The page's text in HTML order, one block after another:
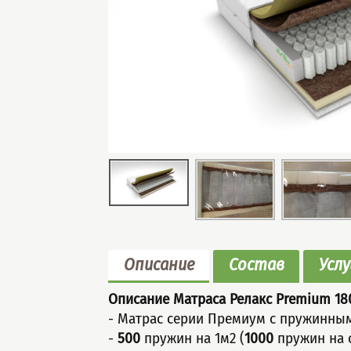
Описание Состав
Описание Матраса Релакс Premium 1
- Матрaс серии Премиум c
- 500пружин на 1м2 (1000пружин на